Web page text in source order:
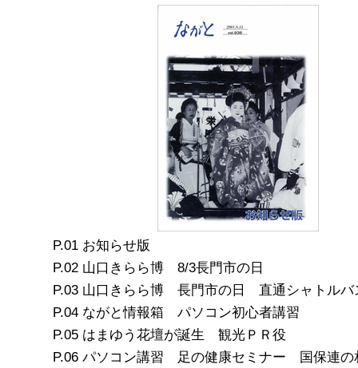
お知らせ版
山口きらら博 8/3長門市の日
山口きらら博 長門市の日 直通シャトルバ
ながと情報箱 パソコン初心者講習
はまゆう花壇が誕生 観光ＰＲ役
パソコン講習 足の健康セミナー 国保連の